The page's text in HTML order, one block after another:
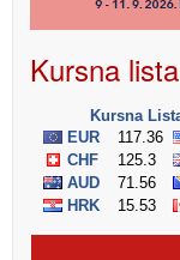
Kursna lista